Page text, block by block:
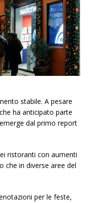
stabile. A pesare
ha anticipato parte
dal primo report
ristoranti con aumenti
che in diverse aree del
per le feste,